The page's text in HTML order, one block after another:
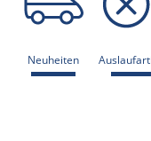
Neuheiten